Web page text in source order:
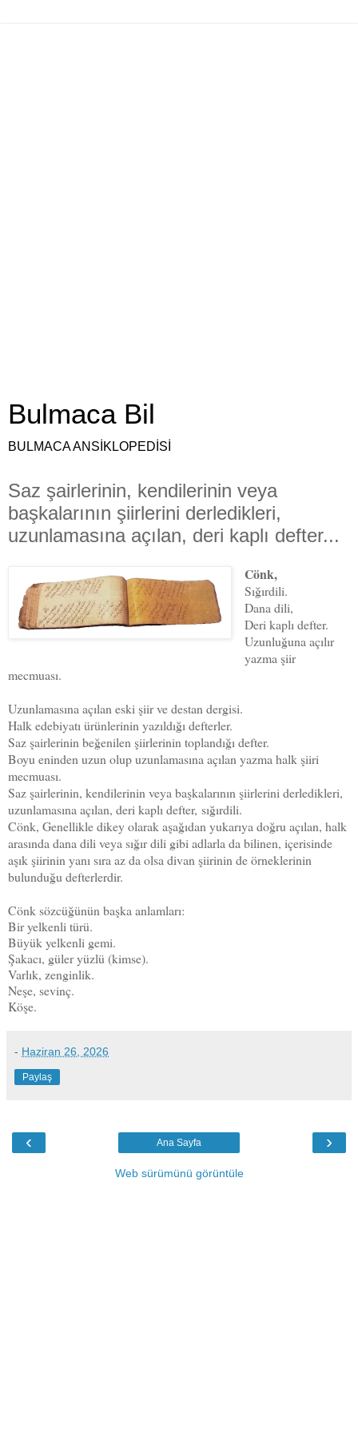
Bulmaca Bil
BULMACA ANSİKLOPEDİSİ
Saz şairlerinin, kendilerinin veya
başkalarının şiirlerini derledikleri,
uzunlamasına açılan, deri kaplı defter...
Cönk,
Sığırdili.
Dana dili,
Deri kaplı defter.
Uzunluğuna açılır
yazma şiir
mecmuası.
Uzunlamasına açılan eski şiir ve destan dergisi.
Halk edebiyatı ürünlerinin yazıldığı defterler.
Saz şairlerinin beğenilen şiirlerinin toplandığı defter.
Boyu eninden uzun olup uzunlamasına açılan yazma halk şiiri
mecmuası.
Saz şairlerinin, kendilerinin veya başkalarının şiirlerini derledikleri,
uzunlamasına açılan, deri kaplı defter, sığırdili.
Cönk, Genellikle dikey olarak aşağıdan yukarıya doğru açılan, halk
arasında dana dili veya sığır dili gibi adlarla da bilinen, içerisinde
aşık şiirinin yanı sıra az da olsa divan şiirinin de örneklerinin
bulunduğu defterlerdir.
Cönk sözcüğünün başka anlamları:
Bir yelkenli türü.
Büyük yelkenli gemi.
Şakacı, güler yüzlü (kimse).
Varlık, zenginlik.
Neşe, sevinç.
Köşe.
- Haziran 26, 2026
Paylaş
‹ ›
Ana Sayfa
Web sürümünü görüntüle